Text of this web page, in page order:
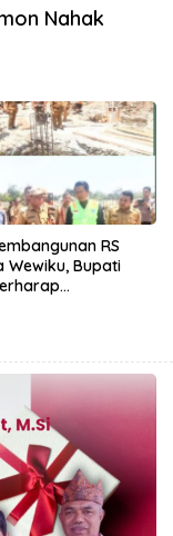
Nahak
RS
Wewiku, Bupati